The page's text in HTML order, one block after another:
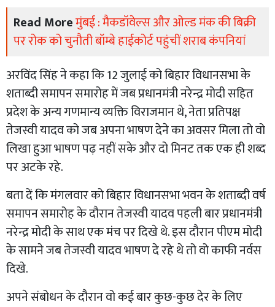
Read Moreमुंबई : मैकडॉवेल्स और ओल्ड मंक की बिक्री
पर रोक को चुनौती बॉम्बे हाईकोर्ट पहुंचीं शराब कंपनियां
अरविंद सिंह ने कहा कि 12 जुलाई को बिहार विधानसभा के
शताब्दी समापन समारोह में जब प्रधानमंत्री नरेन्द्र मोदी सहित
प्रदेश के अन्य गणमान्य व्यक्ति विराजमान थे, नेता प्रतिपक्ष
तेजस्वी यादव को जब अपना भाषण देने का अवसर मिला तो वो
लिखा हुआ भाषण पढ़ नहीं सके और दो मिनट तक एक ही शब्द
पर अटके रहे.
बता दें कि मंगलवार को बिहार विधानसभा भवन के शताब्दी वर्ष
समापन समारोह के दौरान तेजस्वी यादव पहली बार प्रधानमंत्री
नरेन्द्र मोदी के साथ एक मंच पर दिखे थे. इस दौरान पीएम मोदी
के सामने जब तेजस्वी यादव भाषण दे रहे थे तो वो काफी नर्वस
दिखे.
अपने संबोधन के दौरान वो कई बार कुछ-कुछ देर के लिए